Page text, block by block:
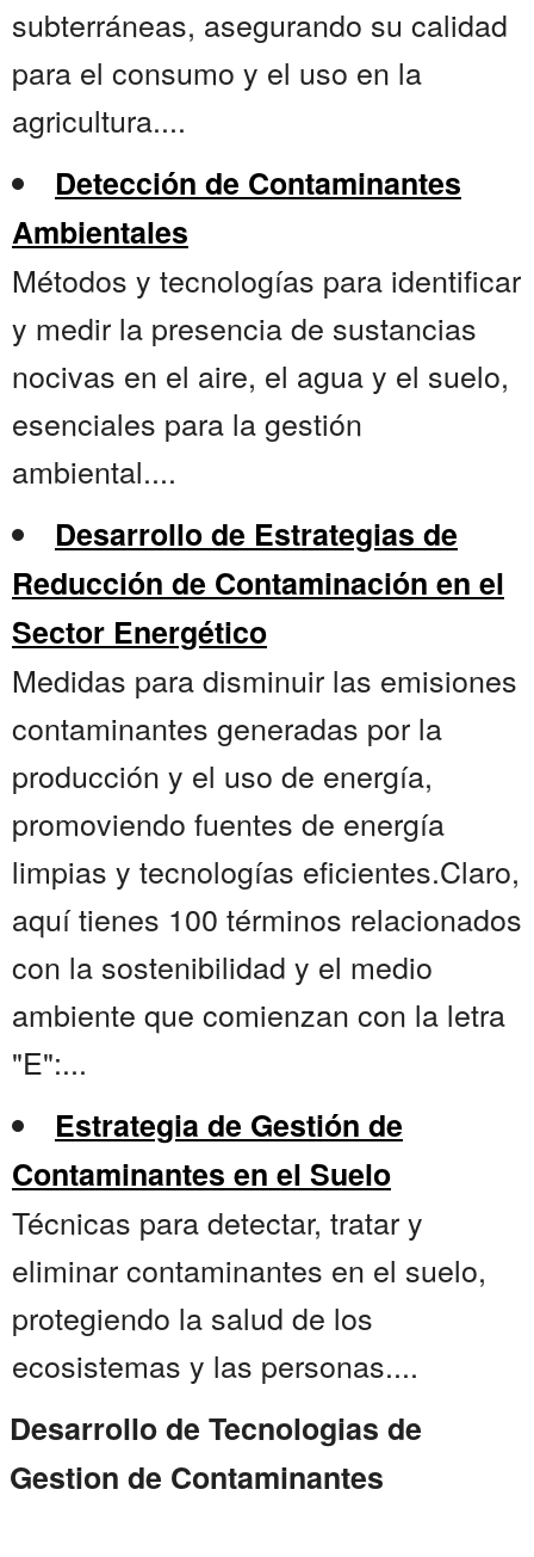
subterráneas, asegurando su calidad
para el consumo y el uso en la
agricultura....
Detección de Contaminantes
Ambientales
Métodos y tecnologías para identificar
y medir la presencia de sustancias
nocivas en el aire, el agua y el suelo,
esenciales para la gestión
ambiental....
Desarrollo de Estrategias de
Reducción de Contaminación en el
Sector Energético
Medidas para disminuir las emisiones
contaminantes generadas por la
producción y el uso de energía,
promoviendo fuentes de energía
limpias y tecnologías eficientes.Claro,
aquí tienes 100 términos relacionados
con la sostenibilidad y el medio
ambiente que comienzan con la letra
"E":...
Estrategia de Gestión de
Contaminantes en el Suelo
Técnicas para detectar, tratar y
eliminar contaminantes en el suelo,
protegiendo la salud de los
ecosistemas y las personas....
Desarrollo de Tecnologias de
Gestion de Contaminantes